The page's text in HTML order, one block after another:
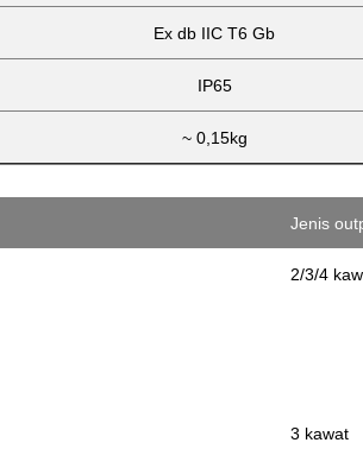
Ex db IIC T6 Gb
IP65
~ 0,15kg
Jenis
2/3/4
3 kawat